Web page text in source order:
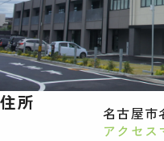
住所
名古屋市
アクセス